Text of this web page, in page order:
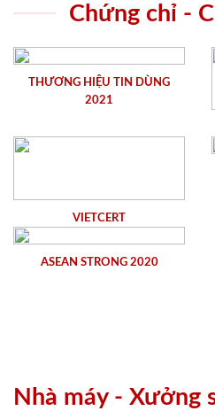
Chứng chỉ -
THƯƠNG HIỆU TIN DÙNG
2021
VIETCERT
ASEAN STRONG 2020
Nhà máy - Xưởng